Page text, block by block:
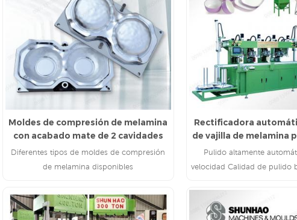
Moldes de compresión de melamina
con acabado mate de 2 cavidades
Diferentes tipos de moldes de compresión
de melamina disponibles
Rectificadora
de vajilla de melamina
cena
Pulido altamente
velocidad Calidad de pulido